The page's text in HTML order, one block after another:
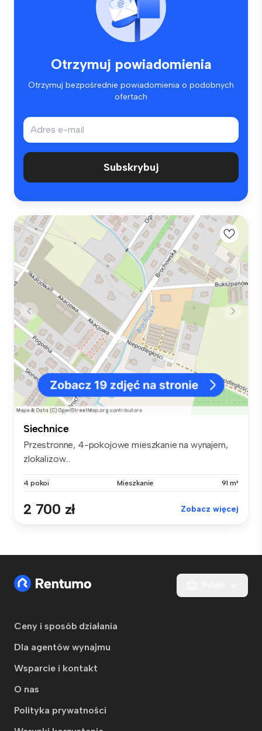
Otrzymuj powiadomienia
Otrzymuj bezpośrednie powiadomienia o podobnych
ofertach
Subskrybuj
Siechnice
Przestronne, 4-pokojowe mieszkanie na wynajem,
zlokalizow...
4 pokoi Mieszkanie 91 m²
2 700 zł Zobacz więcej
Ceny i sposób działania
Dla agentów wynajmu
Wsparcie i kontakt
O nas
Polityka prywatności